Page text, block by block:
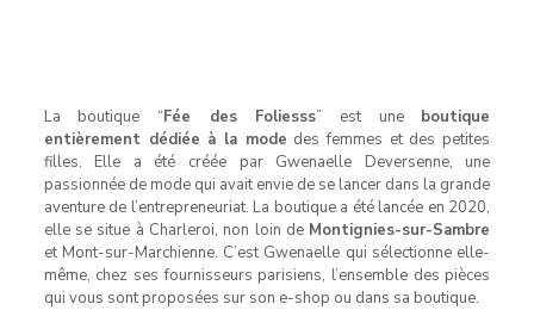
La boutique “Fée des Foliesss” est une boutique
entièrement dédiée à la mode des femmes et des petites
filles. Elle a été créée par Gwenaelle Deversenne, une
passionnée de mode qui avait envie de se lancer dans la grande
aventure de l’entrepreneuriat. La boutique a été lancée en 2020,
elle se situe à Charleroi, non loin de Montignies-sur-Sambre
et Mont-sur-Marchienne. C’est Gwenaelle qui sélectionne elle-
même, chez ses fournisseurs parisiens, l’ensemble des pièces
qui vous sont proposées sur son e-shop ou dans sa boutique.